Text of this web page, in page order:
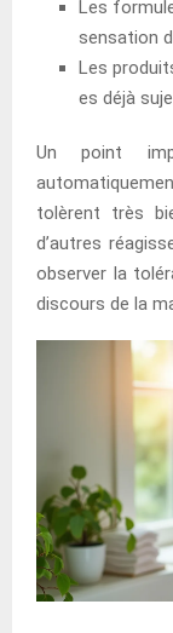
Les
sensation
Les
es déjà
Un point
tolèrent très
d’autres
observer la
discours de la